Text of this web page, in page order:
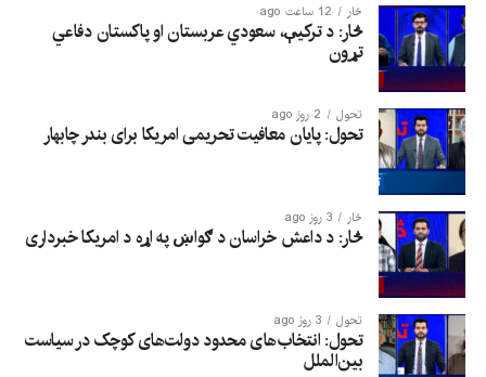
څار 12 ساعت ago
څار: د ترکیې، سعودي عربستان او پاکستان دفاعي
تړون
تحول 2 روز ago
تحول: پایان معافیت تحریمی امریکا برای بندر چابهار
څار 3 روز ago
څار: د داعش خراسان د ګواښ په اړه د امریکا خبرداری
تحول 3 روز ago
تحول: انتخاب‌های محدود دولت‌های کوچک در سیاست
بین‌الملل